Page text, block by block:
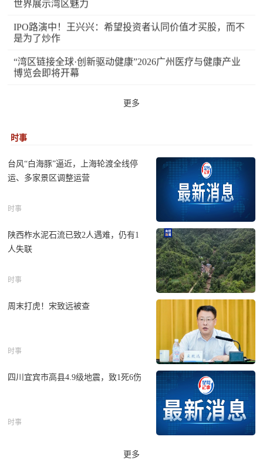
博览会即将开幕
替尼增速打五折
东兴、信达上半年同日“交卷”：与中金重组落地在即，投
告别内部赛马，阿里也加入了AI办公的血战
拿森科技赴港上市，首日早盘高开超80%
星观热股｜亏4000万硬吞5亿半导体，爱丽家居复牌涨停
粤十控股二闯港股：科技标签下毛利率仅3%，创始人担
保6亿借款
聚辰股份赴港IPO：靠“打新”平滑业绩，陈作涛半年套现
全球最大室内雪场风波再起！融创华发分手后双向索赔
4.8亿
百胜中国二季报：加盟店越开越多，必胜客交割在即
半年在手订单664亿，药明康德加速扩产，市值重回高峰
“奶茶鼻祖”贡茶又被卖了，这次接手的是……
立讯“亲兄弟”IPO：立景创新估值255亿，产能利用率仅
后来居上的零跑，“以价换量”领跑了新势力集团
更多
时事
台风“白海豚”逼近，上海轮渡全线停
运、多家景区调整运营
时事
陕西柞水泥石流已致2人遇难，仍有1
人失联
时事
周末打虎！宋致远被查
时事
四川宜宾市高县4.9级地震，致1死6伤
时事
更多